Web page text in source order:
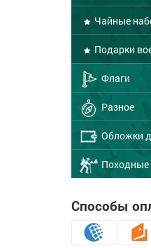
Чайные
Подарки
Флаги
Разное
Обложки
Походные
Способы